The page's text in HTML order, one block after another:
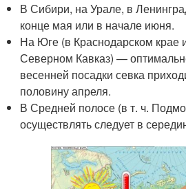
В Сибири, на Урале, в
конце мая или в начале июня.
На Юге (в Краснодарском крае
Северном Кавказ) —
весенней посадки севка
половину апреля.
В Средней полосе (в т. ч.
осуществлять следует в